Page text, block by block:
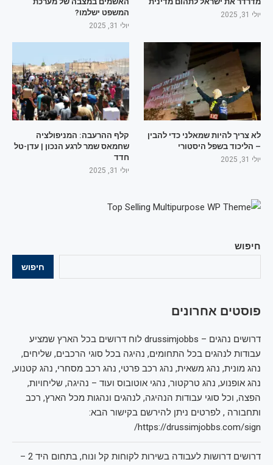
חיפוש
חיפוש
פוסטים אחרונים
דרושים נהגים – drussimjobbs לוח דרושים בכל הארץ שמציע
עבודות לנהגים בכל התחומים, נהיגה בכל סוגי הרכבים, שליחים,
נהג מונית, נהג משאית, נהג רכב פרטי, נהג רכב מסחרי, נהג קטנוע,
נהג אופנוע, נהג טרקטור, נהגי אוטובוס ועוד – נהיגה, שליחויות,
הפצה, וכל סוגי עבודות הנהיגה, לנהגים ונהגות מכל הארץ, רכב
ותחבורה , לפרטים ניתן להירשם בקישור הבא:
https://drussimjobbs.com/sign/
דרושים דרושות לעבודה בשירות לקוחות קל ונוח, בתחום היד 2 –
יולי 31, 2025
המשפט ישלמו?
יולי 31, 2025
לא צריך להיות שמאלני כדי להבין
– הליכוד בשפל היסטורי
יולי 31, 2025
קלף ההרעבה: המניפולציה
שחמאס שמר לרגע הנכון | עדן-טל
חדד
יולי 31, 2025